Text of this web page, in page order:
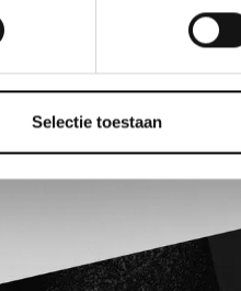
Selectie toestaan